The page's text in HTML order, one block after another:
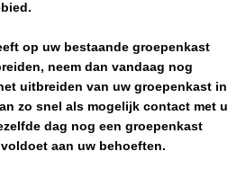
op uw bestaande groepenkast
neem dan vandaag nog
uitbreiden van uw groepenkast in
zo snel als mogelijk contact met u
dag nog een groepenkast
aan uw behoeften.